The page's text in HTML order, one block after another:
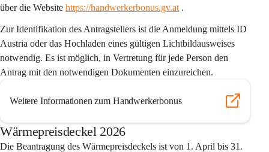
über die Website https://handwerkerbonus.gv.at .
Zur Identifikation des Antragstellers ist die Anmeldung mittels ID
Austria oder das Hochladen eines gültigen Lichtbildausweises
notwendig. Es ist möglich, in Vertretung für jede Person den
Antrag mit den notwendigen Dokumenten einzureichen.
Weitere Informationen zum Handwerkerbonus
Wärmepreisdeckel 2026
Die Beantragung des Wärmepreisdeckels ist von 1. April bis 31.